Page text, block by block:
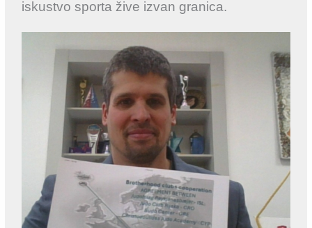
iskustvo sporta žive izvan granica.